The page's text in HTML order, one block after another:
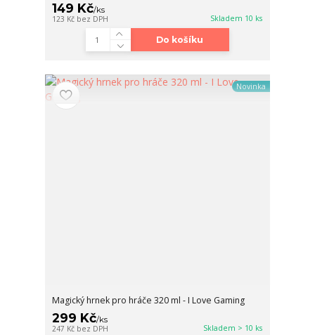
149 Kč/ks
123 Kč bez DPH Skladem 10 ks
Do košíku
Novinka
Magický hrnek pro hráče 320 ml - I Love Gaming
299 Kč/ks
247 Kč bez DPH Skladem > 10 ks